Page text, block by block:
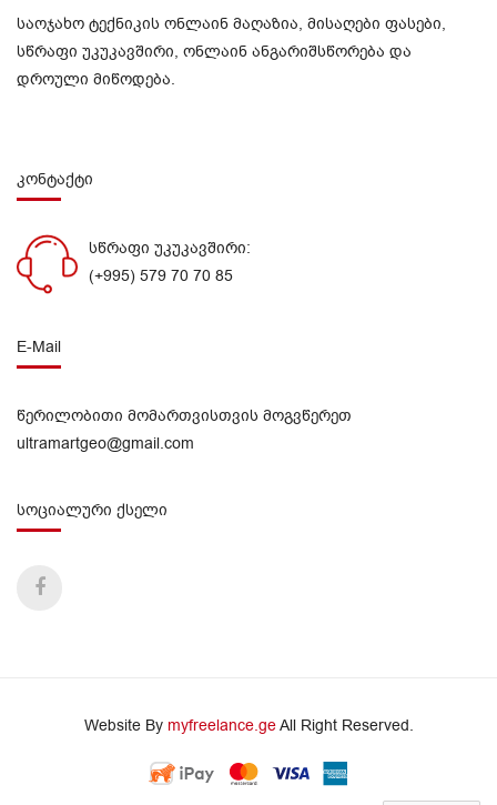
საოჯახო ტექნიკის ონლაინ მაღაზია, მისაღები ფასები,
სწრაფი უკუკავშირი, ონლაინ ანგარიშსწორება და
დროული მიწოდება.
კონტაქტი
სწრაფი უკუკავშირი:
(+995) 579 70 70 85
E-Mail
წერილობითი მომართვისთვის მოგვწერეთ
ultramartgeo@gmail.com
სოციალური ქსელი
Website By myfreelance.geAll Right Reserved.